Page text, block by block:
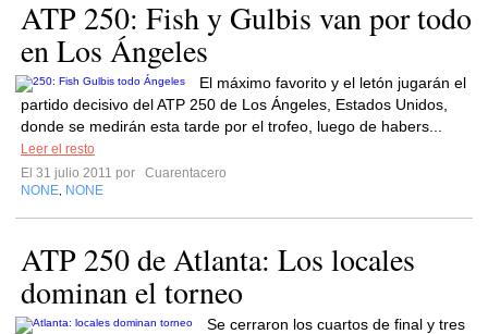
ATP 250: Fish y Gulbis van por todo
en Los Ángeles
El máximo favorito y el letón jugarán el
partido decisivo del ATP 250 de Los Ángeles, Estados Unidos,
donde se medirán esta tarde por el trofeo, luego de habers...
Leer el resto
El 31 julio 2011 por
Cuarentacero
NONE NONE
ATP 250 de Atlanta: Los locales
dominan el torneo
Se cerraron los cuartos de final y tres